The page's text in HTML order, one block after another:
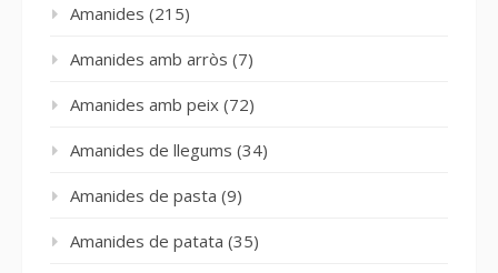
Amanides (215)
Amanides amb arròs (7)
Amanides amb peix (72)
Amanides de llegums (34)
Amanides de pasta (9)
Amanides de patata (35)